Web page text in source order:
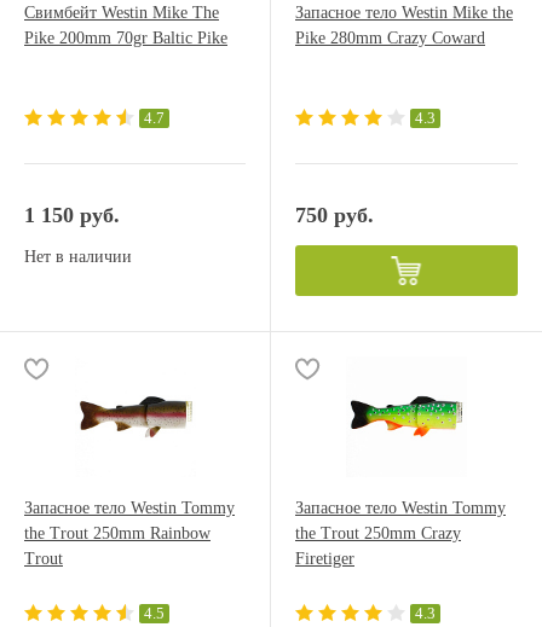
Свимбейт Westin Mike The
Pike 200mm 70gr Baltic Pike
4.7
1 150 руб.
Нет в наличии
Запасное тело Westin Mike the
Pike 280mm Crazy Coward
4.3
750 руб.
Запасное тело Westin Tommy
the Trout 250mm Rainbow
Trout
4.5
Запасное тело Westin Tommy
the Trout 250mm Crazy
Firetiger
4.3